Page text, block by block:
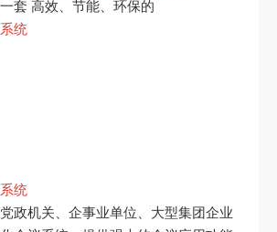
套 高效、节能、环保的
统
统
政机关、企事业单位、大型集团企业